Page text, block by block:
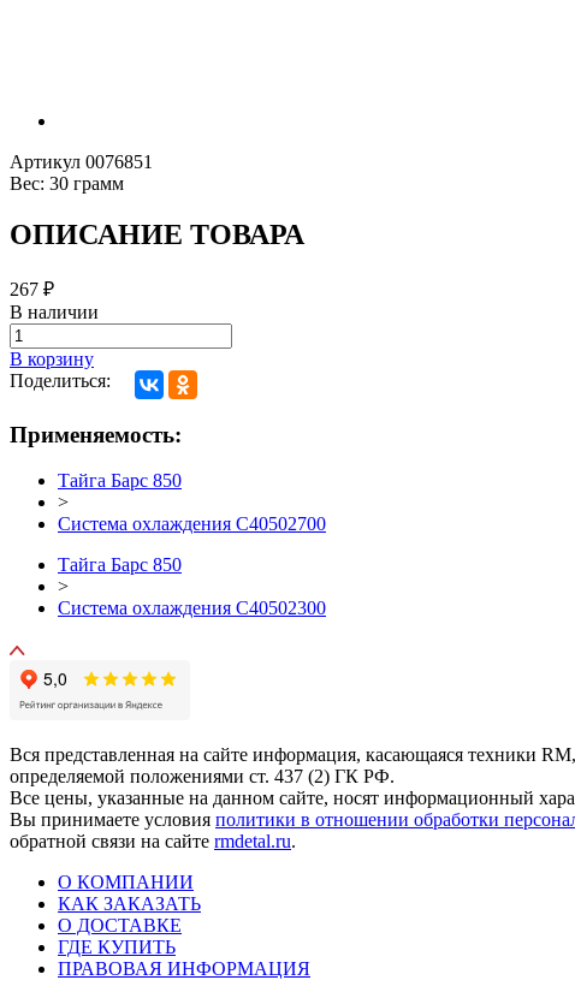
Артикул 0076851
Вес: 30 грамм
ОПИСАНИЕ ТОВАРА
267 ₽
В наличии
В корзину
Поделиться:
Применяемость:
Тайга Барс 850
>
Система охлаждения C40502700
Тайга Барс 850
>
Система охлаждения С40502300
Вся представленная на сайте информация, касающаяся техники
определяемой положениями ст. 437 (2) ГК РФ.
Все цены, указанные на данном сайте, носят информационный
Вы принимаете условия политики в отношении обработки
обратной связи на сайте rmdetal.ru.
О КОМПАНИИ
КАК ЗАКАЗАТЬ
О ДОСТАВКЕ
ГДЕ КУПИТЬ
ПРАВОВАЯ ИНФОРМАЦИЯ